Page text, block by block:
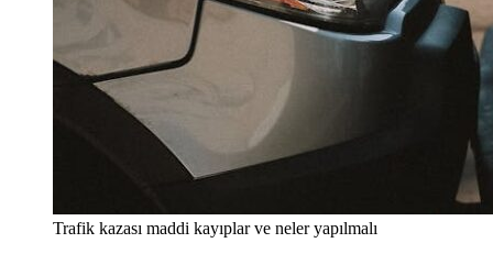
Trafik kazası maddi kayıplar ve neler yapılmalı